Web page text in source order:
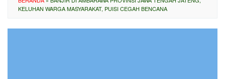
KELUHAN WARGA MASYARAKAT, PUISI CEGAH BENCANA